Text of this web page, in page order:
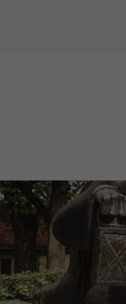
weather